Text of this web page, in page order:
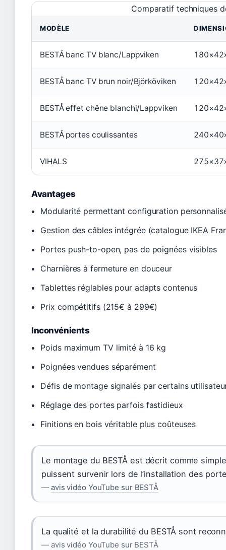
Comparatif techniques
MODÈLE
BESTÅ banc TV blanc/Lappviken
BESTÅ banc TV brun noir/Björköviken
BESTÅ effet chêne blanchi/Lappviken
BESTÅ portes coulissantes
VIHALS
Avantages
Modularité permettant configuration
Gestion des câbles intégrée (catalogue IKEA
Portes push-to-open, pas de poignées visibles
Charnières à fermeture en douceur
Tablettes réglables pour adapts contenus
Prix compétitifs (215€ à 299€)
Inconvénients
Poids maximum TV limité à 16 kg
Poignées vendues séparément
Défis de montage signalés par certains
Réglage des portes parfois fastidieux
Finitions en bois véritable plus coûteuses
Le montage du BESTÅ est décrit comme
puissent survenir lors de l’installation des
— avis vidéo YouTube sur BESTÅ
La qualité et la durabilité du BESTÅ sont
— avis vidéo YouTube sur BESTÅ